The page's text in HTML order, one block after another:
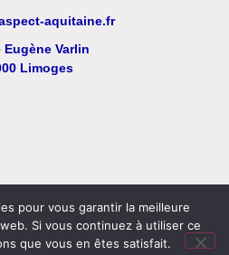
aquitaine.fr
Eugène Varlin
Limoges
pour vous garantir la meilleure
Si vous continuez à utiliser ce
que vous en êtes satisfait.